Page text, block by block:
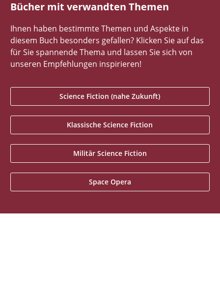
Bücher mit verwandten Themen
Ihnen haben bestimmte Themen und Aspekte in
diesem Buch besonders gefallen? Klicken Sie auf das
für Sie spannende Thema und lassen Sie sich von
unseren Empfehlungen inspirieren!
Science Fiction (nahe Zukunft)
Klassische Science Fiction
Militär Science Fiction
Space Opera